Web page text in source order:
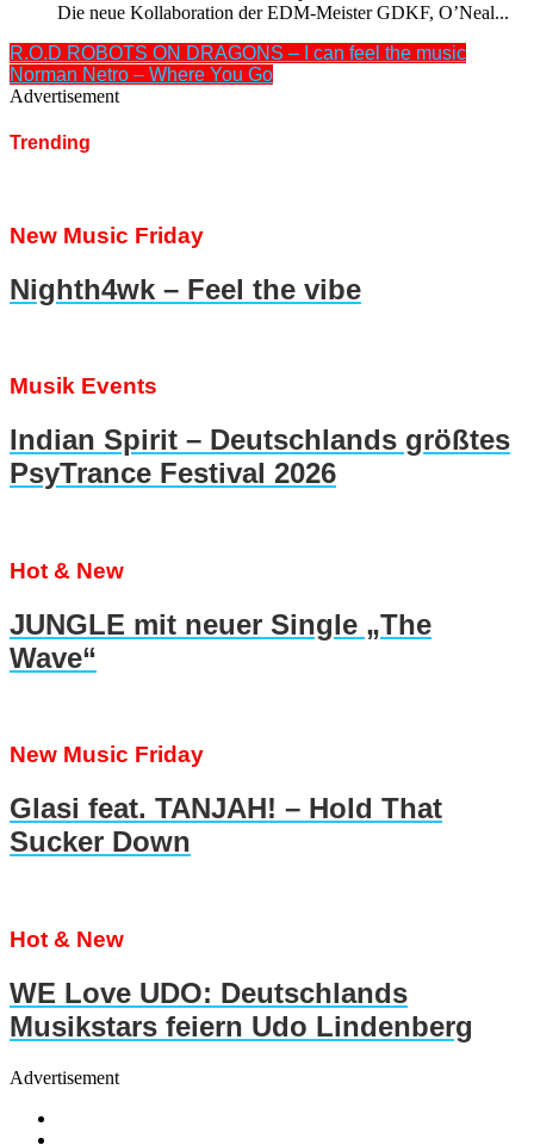
Die neue Kollaboration der EDM-Meister GDKF, O’Neal...
R.O.D ROBOTS ON DRAGONS – I can feel the music
Norman Netro – Where You Go
Advertisement
Trending
New Music Friday
Nighth4wk – Feel the vibe
Musik Events
Indian Spirit – Deutschlands größtes
PsyTrance Festival 2026
Hot & New
JUNGLE mit neuer Single „The
Wave“
New Music Friday
Glasi feat. TANJAH! – Hold That
Sucker Down
Hot & New
WE Love UDO: Deutschlands
Musikstars feiern Udo Lindenberg
Advertisement